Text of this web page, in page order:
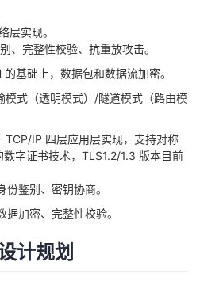
层实现。
、完整性校验、抗重放攻击。
基础上，数据包和数据流加密。
式（透明模式）/隧道模式（路由模
TCP/IP 四层应用层实现，支持对称
字证书技术，TLS1.2/1.3 版本目前
鉴别、密钥协商。
加密、完整性校验。
计规划